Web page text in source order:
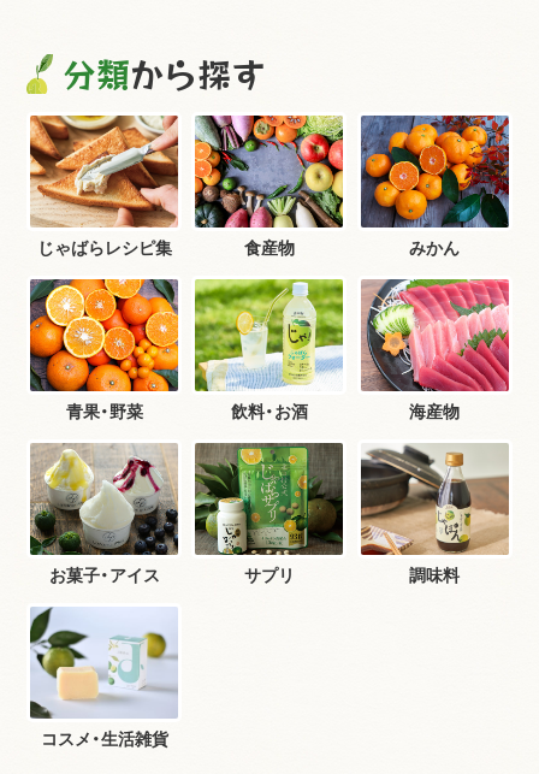
分類から探す
じゃばらレシピ集 食産物 みかん
青果・野菜 飲料・お酒 海産物
お菓子・アイス サプリ 調味料
コスメ・生活雑貨